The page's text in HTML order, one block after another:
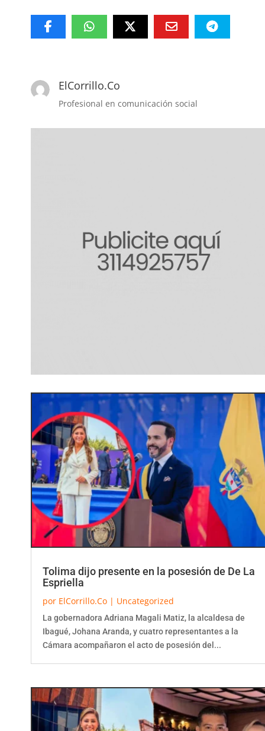
ElCorrillo.Co
Profesional en comunicación social
Tolima dijo presente en la posesión de De La
Espriella
por ElCorrillo.Co | Uncategorized
La gobernadora Adriana Magali Matiz, la alcaldesa de
Ibagué, Johana Aranda, y cuatro representantes a la
Cámara acompañaron el acto de posesión del...